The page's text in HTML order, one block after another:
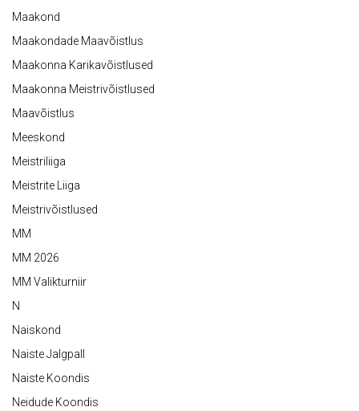
Maakond
Maakondade Maavõistlus
Maakonna Karikavõistlused
Maakonna Meistrivõistlused
Maavõistlus
Meeskond
Meistriliiga
Meistrite Liiga
Meistrivõistlused
MM
MM 2026
MM Valikturniir
N
Naiskond
Naiste Jalgpall
Naiste Koondis
Neidude Koondis